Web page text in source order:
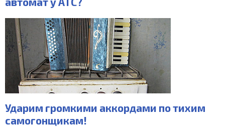
Ударим громкими аккордами по тихим
самогонщикам!